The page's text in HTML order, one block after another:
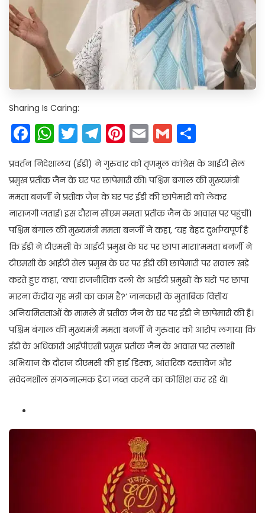
Sharing Is Caring:
Facebook
WhatsApp
Twitter
Telegram
Pinterest
EmailGmail
प्रवर्तन निदेशालय (ईडी) ने गुरुवार को तृणमूल कांग्रेस के आईटी सेल
प्रमुख प्रतीक जैन के घर पर छापेमारी की। पश्चिम बंगाल की मुख्यमंत्री
ममता बनर्जी ने प्रतीक जैन के घर पर ईडी की छापेमारी को लेकर
नाराजगी जताई। इस दौरान सीएम ममता प्रतीक जैन के आवास पर पहुंचीं।
पश्चिम बंगाल की मुख्यमंत्री ममता बनर्जी ने कहा, ‘यह बेहद दुर्भाग्यपूर्ण है
कि ईडी ने टीएमसी के आईटी प्रमुख के घर पर छापा मारा।’ममता बनर्जी ने
टीएमसी के आईटी सेल प्रमुख के घर पर ईडी की छापेमारी पर सवाल खड़े
करते हुए कहा, ‘क्या राजनीतिक दलों के आईटी प्रमुखों के घरों पर छापा
मारना केंद्रीय गृह मंत्री का काम है?’ जानकारी के मुताबिक वित्तीय
अनियमितताओं के मामले में प्रतीक जैन के घर पर ईडी ने छापेमारी की है।
पश्चिम बंगाल की मुख्यमंत्री ममता बनर्जी ने गुरुवार को आरोप लगाया कि
ईडी के अधिकारी आईपीएसी प्रमुख प्रतीक जैन के आवास पर तलाशी
अभियान के दौरान टीएमसी की हार्ड डिस्क, आंतरिक दस्तावेज और
संवेदनशील संगठनात्मक डेटा जब्त करने का कोशिश कर रहे थे।